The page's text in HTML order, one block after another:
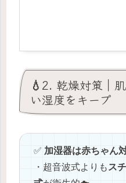
💧2. 乾燥対策｜
い湿度をキープ
✅ 加湿器は赤ちゃん
・超音波式よりもス